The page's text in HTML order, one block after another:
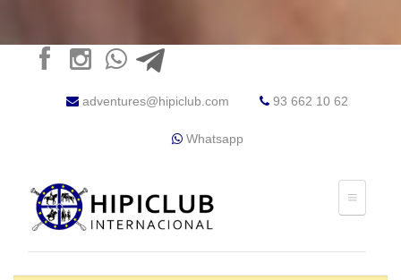
adventures@hipiclub.com 93 662 10 62
Whatsapp